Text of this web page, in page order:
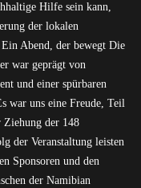
Hilfe sein kann,
der lokalen
Abend, der bewegt Die
war geprägt von
und einer spürbaren
war uns eine Freude, Teil
Ziehung der 148
der Veranstaltung leisten
Sponsoren und den
der Namibian